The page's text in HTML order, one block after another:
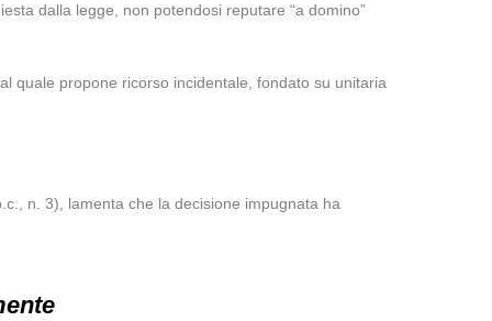
dalla legge, non potendosi reputare “a domino”
quale propone ricorso incidentale, fondato su unitaria
n. 3), lamenta che la decisione impugnata ha